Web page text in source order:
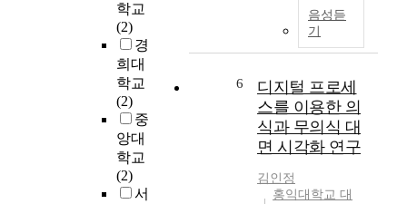
학교
(2)
경
희대
학교
(2)
중
앙대
학교
(2)
서
음성듣
기
6
디지털 프로세
스를 이용한 의
식과 무의식 대
면 시각화 연구
김인정
홍익대학교 대